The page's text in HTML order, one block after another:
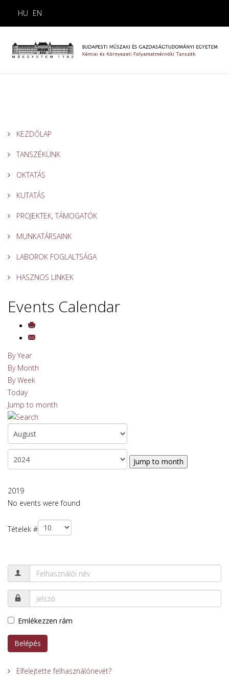
HU EN
KEZDŐLAP
TANSZÉKÜNK
OKTATÁS
KUTATÁS
PROJEKTEK, TÁMOGATÓK
MUNKATÁRSAINK
LABOROK FOGLALTSÁGA
HASZNOS LINKEK
Events Calendar
By Year
By Month
By Week
Today
Jump to month
Jump to month
2019
No events were found
Tételek #
Emlékezzen rám
Belépés
Elfelejtette felhasználónevét?